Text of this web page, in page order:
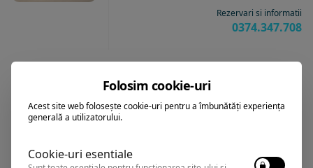
Rezervari si informatii
0374.347.708
ORFEU
Rezervari si informatii
Folosim cookie-uri
Acest site web folosește cookie-uri pentru a îmbunătăți experiența
generală a utilizatorului.
Cookie-uri esentiale